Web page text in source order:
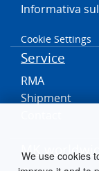
We use cookies
Informativa
Cookie Settings
Service
RMA
Shipment
MK